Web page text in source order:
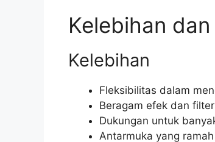
Kelebihan
Kelebihan
Fleksibilitas dalam
Beragam efek dan
Dukungan untuk
Antarmuka yang